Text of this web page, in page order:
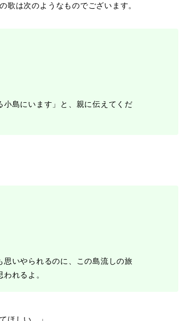
歌は次のようなものでございます。
島にいます」と、親に伝えてくだ
いやられるのに、この島流しの旅
れるよ。
ほしい。」